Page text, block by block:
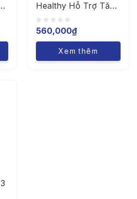
Healthy Hỗ Trợ Tăng
Cường Sức Khỏe
(Hộp 60 Viên)
560,000₫
Xem thêm